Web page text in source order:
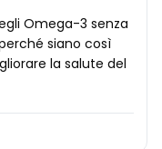
Omega-3 senza
siano così
la salute del